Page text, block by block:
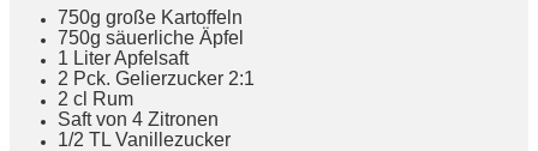
750g große Kartoffeln
750g säuerliche Äpfel
1 Liter Apfelsaft
2 Pck. Gelierzucker 2:1
2 cl Rum
Saft von 4 Zitronen
1/2 TL Vanillezucker